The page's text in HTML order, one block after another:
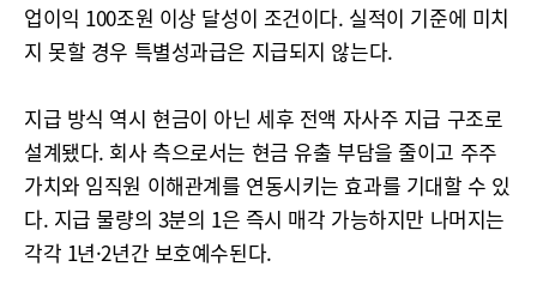
업이익 100조원 이상 달성이 조건이다. 실적이 기준에 미치
지 못할 경우 특별성과급은 지급되지 않는다.
지급 방식 역시 현금이 아닌 세후 전액 자사주 지급 구조로
설계됐다. 회사 측으로서는 현금 유출 부담을 줄이고 주주
가치와 임직원 이해관계를 연동시키는 효과를 기대할 수 있
다. 지급 물량의 3분의 1은 즉시 매각 가능하지만 나머지는
각각 1년·2년간 보호예수된다.